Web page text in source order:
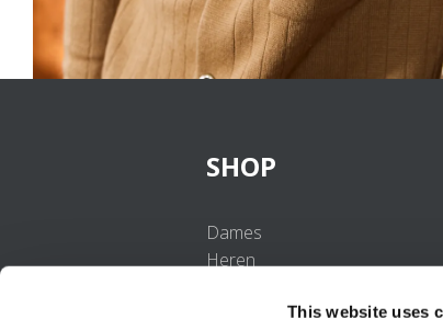
This website uses
SHOP
Dames
Heren